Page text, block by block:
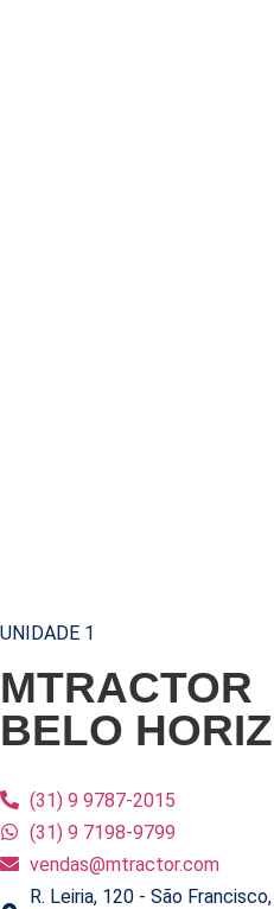
UNIDADE 1
MTRACTOR
BELO
(31) 9 9787-2015
(31) 9 7198-9799
vendas@mtractor.com
R. Leiria, 120 - São